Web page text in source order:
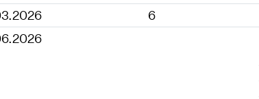
6